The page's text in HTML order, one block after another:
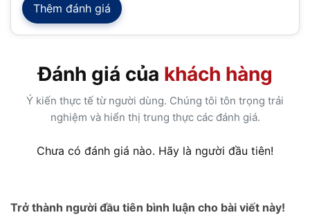
Thêm đánh giá
Đánh giá của khách hàng
Ý kiến thực tế từ người dùng. Chúng tôi tôn trọng trải
nghiệm và hiển thị trung thực các đánh giá.
Chưa có đánh giá nào. Hãy là người đầu tiên!
Trở thành người đầu tiên bình luận cho bài viết này!